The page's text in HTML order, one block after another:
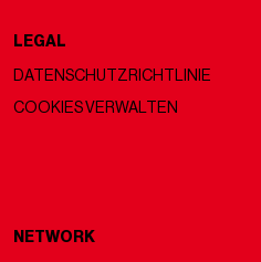
LEGAL
DATENSCHUTZRICHTLINIE
COOKIES VERWALTEN
NETWORK